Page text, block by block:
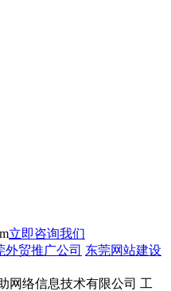
立即咨询我们
外贸推广公司 东莞网站建设
网络信息技术有限公司 工